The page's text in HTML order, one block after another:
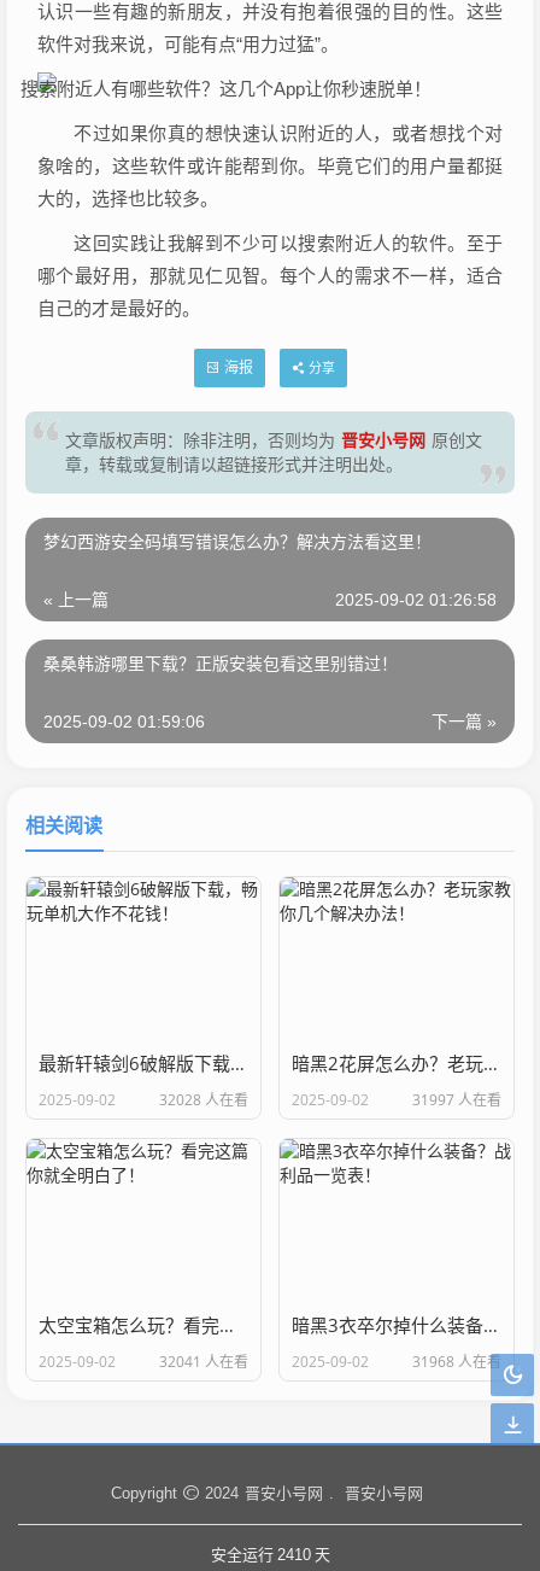
认识一些有趣的新朋友，并没有抱着很强的目的性。这些
软件对我来说，可能有点“用力过猛”。
不过如果你真的想快速认识附近的人，或者想找个对
象啥的，这些软件或许能帮到你。毕竟它们的用户量都挺
大的，选择也比较多。
这回实践让我解到不少可以搜索附近人的软件。至于
哪个最好用，那就见仁见智。每个人的需求不一样，适合
自己的才是最好的。
海报 分享
文章版权声明：除非注明，否则均为 晋安小号网 原创文
章，转载或复制请以超链接形式并注明出处。
梦幻西游安全码填写错误怎么办？解决方法看这里！
« 上一篇 2025-09-02 01:26:58
桑桑韩游哪里下载？正版安装包看这里别错过！
下一篇 »
2025-09-02 01:59:06
相关阅读
最新轩辕剑6破解版下载，畅玩单机大作不花钱！
2025-09-02 32028 人在看
暗黑2花屏怎么办？老玩家教你几个解决办法！
2025-09-02 31997 人在看
太空宝箱怎么玩？看完这篇你就全明白了！
2025-09-02 32041 人在看
暗黑3衣卒尔掉什么装备？战利品一览表！
2025-09-02 31968 人在看
Copyright 2024 晋安小号网 晋安小号网
安全运行 2410 天